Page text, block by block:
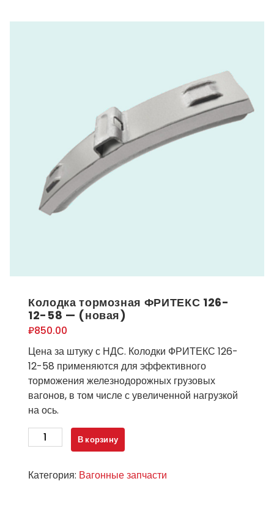
Колодка тормозная ФРИТЕКС 126-
12-58 — (новая)
₽850.00
Цена за штуку с НДС. Колодки ФРИТЕКС 126-
12-58 применяются для эффективного
торможения железнодорожных грузовых
вагонов, в том числе с увеличенной нагрузкой
на ось.
Количество
товара
тормозная
В корзину
Категория: Вагонные запчасти